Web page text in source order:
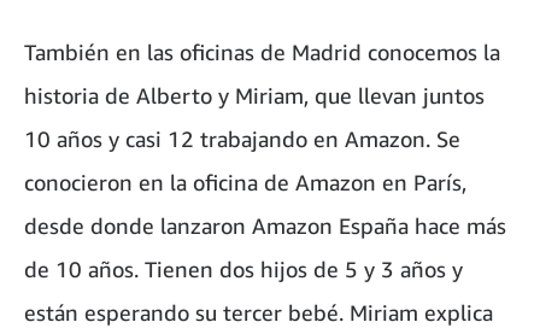
También en las oficinas de Madrid conocemos la
historia de Alberto y Miriam, que llevan juntos
10 años y casi 12 trabajando en Amazon. Se
conocieron en la oficina de Amazon en París,
desde donde lanzaron Amazon España hace más
de 10 años. Tienen dos hijos de 5 y 3 años y
están esperando su tercer bebé. Miriam explica